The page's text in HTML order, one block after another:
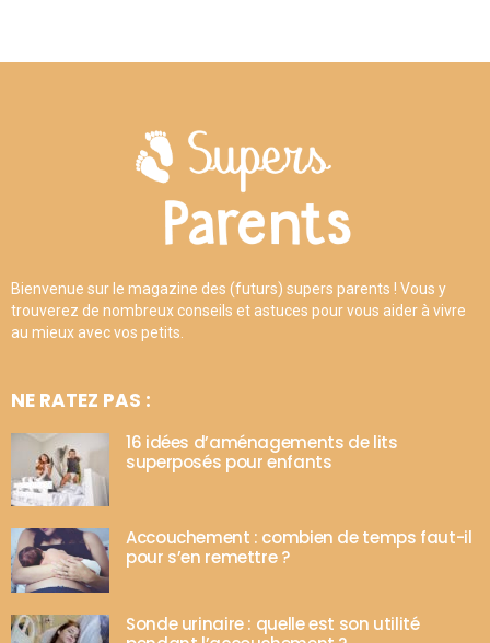
Bienvenue sur le magazine des (futurs) supers parents ! Vous y
trouverez de nombreux conseils et astuces pour vous aider à vivre
au mieux avec vos petits.
NE RATEZ PAS :
16 idées d’aménagements de lits
superposés pour enfants
Accouchement : combien de temps faut-il
pour s’en remettre ?
Sonde urinaire : quelle est son utilité